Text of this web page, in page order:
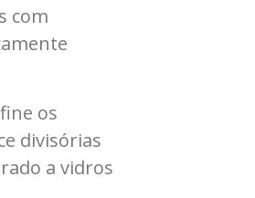
com
os
divisórias
a vidros